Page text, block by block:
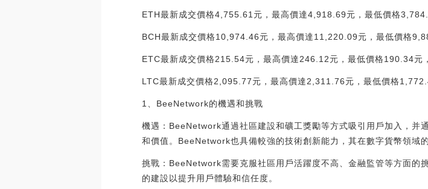
ETH最新成交價格4,755.61元，最高價達4,918.69元，最低價格
BCH最新成交價格10,974.46元，最高價達11,220.09元，最低價格
ETC最新成交價格215.54元，最高價達246.12元，最低價格190.34元
LTC最新成交價格2,095.77元，最高價達2,311.76元，最低價格
1、BeeNetwork的機遇和挑戰
機遇：BeeNetwork通過社區建設和礦工獎勵等方式吸引用戶加入，并
和價值。BeeNetwork也具備較強的技術創新能力，其在數字貨幣領域
挑戰：BeeNetwork需要克服社區用戶活躍度不高、金融監管等方面
的建設以提升用戶體驗和信任度。